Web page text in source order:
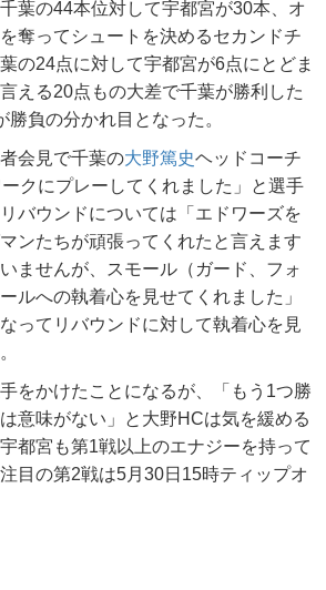
葉の44本位対して宇都宮が30本、オ
奪ってシュートを決めるセカンドチ
の24点に対して宇都宮が6点にとどま
える20点もの大差で千葉が勝利した
負の分かれ目となった。
会見で千葉の大野篤史ヘッドコーチ
クにプレーしてくれました」と選手
バウンドについては「エドワーズを
ンたちが頑張ってくれたと言えます
ませんが、スモール（ガード、フォ
ルへの執着心を見せてくれました」
ってリバウンドに対して執着心を見
をかけたことになるが、「もう1つ勝
意味がない」と大野HCは気を緩める
都宮も第1戦以上のエナジーを持って
目の第2戦は5月30日15時ティップオ